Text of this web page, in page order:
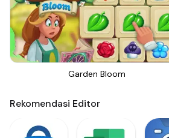
Garden Bloom
Rekomendasi Editor